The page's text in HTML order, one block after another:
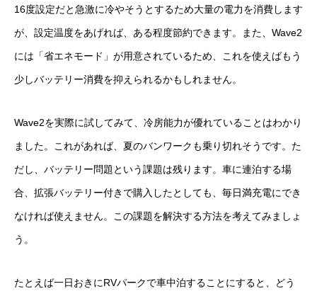
16度設定だと急激に冷やそうとするため大量の電力を消費します
が、設定温度をあげれば、ある程度節約できます。また、Wave2
には「省エネモード」が用意されているため、これを使えばもう
少しバッテリー消費を抑えられるかもしれません。
Wave2を実際に試してみて、冷房能力が優れていることはわかり
ました。これがあれば、夏のバンワークも乗り切れそうです。た
だし、バッテリー問題という課題は残ります。車に連泊する場
合、拡張バッテリー付きで購入したとしても、毎日満充電にでき
なければ使えません。この課題を解決する方法を考えてみましょ
う。
たとえば一日おきにRVパークで車中泊することにすると、どう